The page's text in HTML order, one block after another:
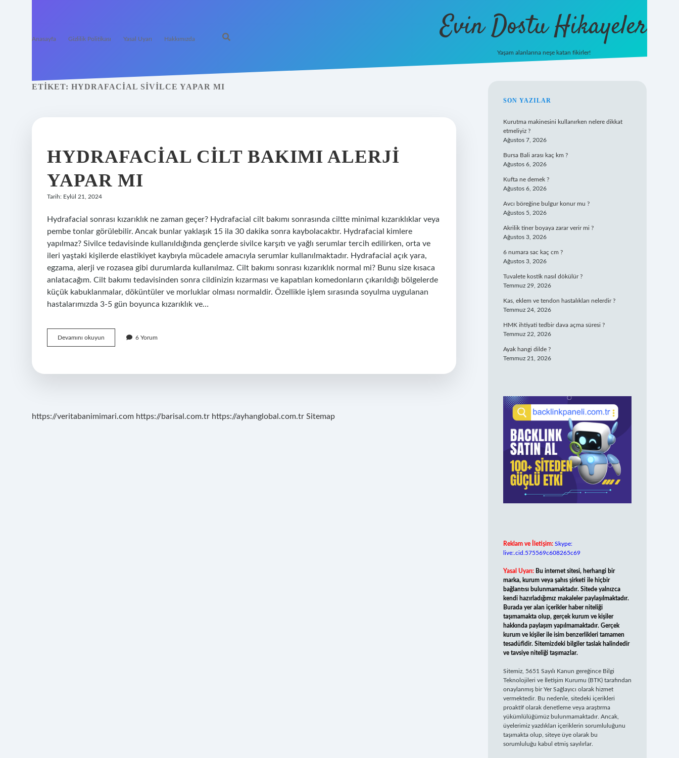
Anasayfa Gizlilik Politikası Yasal Uyarı Hakkımızda Evin Dostu Hikayeler
Yaşam alanlarına neşe katan fikirler!
ETIKET: HYDRAFACIAL SIVILCE YAPAR MI
HYDRAFACIAL CILT BAKIMI ALERJI
YAPAR MI
Tarih: Eylül 21, 2024
Hydrafacial sonrası kızarıklık ne zaman geçer? Hydrafacial cilt bakımı sonrasında ciltte minimal kızarıklıklar veya
pembe tonlar görülebilir. Ancak bunlar yaklaşık 15 ila 30 dakika sonra kaybolacaktır. Hydrafacial kimlere
yapılmaz? Sivilce tedavisinde kullanıldığında gençlerde sivilce karşıtı ve yağlı serumlar tercih edilirken, orta ve
ileri yaştaki kişilerde elastikiyet kaybıyla mücadele amacıyla serumlar kullanılmaktadır. Hydrafacial açık yara,
egzama, alerji ve rozasea gibi durumlarda kullanılmaz. Cilt bakımı sonrası kızarıklık normal mi? Bunu size kısaca
anlatacağım. Cilt bakımı tedavisinden sonra cildinizin kızarması ve kapatılan komedonların çıkarıldığı bölgelerde
küçük kabuklanmalar, döküntüler ve morluklar olması normaldir. Özellikle işlem sırasında soyulma uygulanan
hastalarımızda 3-5 gün boyunca kızarıklık ve…
Devamını okuyun Hydrafacial
Cilt
Yapar
6 Yorum
https://veritabanimimari.com https://barisal.com.tr https://ayhanglobal.com.tr Sitemap
SIDEBAR
SON YAZILAR
Kurutma makinesini kullanırken nelere dikkat
etmeliyiz ?
Ağustos 7, 2026
Bursa Bali arası kaç km ?
Ağustos 6, 2026
Kufta ne demek ?
Ağustos 6, 2026
Avcı böreğine bulgur konur mu ?
Ağustos 5, 2026
Akrilik tiner boyaya zarar verir mi ?
Ağustos 3, 2026
6 numara sac kaç cm ?
Ağustos 3, 2026
Tuvalete kostik nasıl dökülür ?
Temmuz 29, 2026
Kas, eklem ve tendon hastalıkları nelerdir ?
Temmuz 24, 2026
HMK ihtiyati tedbir dava açma süresi ?
Temmuz 22, 2026
Ayak hangi dilde ?
Temmuz 21, 2026
Reklam ve İletişim: Skype:
live:.cid.575569c608265c69
Yasal Uyarı: Bu internet sitesi, herhangi bir
marka, kurum veya şahıs şirketi ile hiçbir
bağlantısı bulunmamaktadır. Sitede yalnızca
kendi hazırladığımız makaleler paylaşılmaktadır.
Burada yer alan içerikler haber niteliği
taşımamakta olup, gerçek kurum ve kişiler
hakkında paylaşım yapılmamaktadır. Gerçek
kurum ve kişiler ile isim benzerlikleri tamamen
tesadüfidir. Sitemizdeki bilgiler taslak halindedir
ve tavsiye niteliği taşımazlar.
Sitemiz, 5651 Sayılı Kanun gereğince Bilgi
Teknolojileri ve İletişim Kurumu (BTK) tarafından
onaylanmış bir Yer Sağlayıcı olarak hizmet
vermektedir. Bu nedenle, sitedeki içerikleri
proaktif olarak denetleme veya araştırma
yükümlülüğümüz bulunmamaktadır. Ancak,
üyelerimiz yazdıkları içeriklerin sorumluluğunu
taşımakta olup, siteye üye olarak bu
sorumluluğu kabul etmiş sayılırlar.